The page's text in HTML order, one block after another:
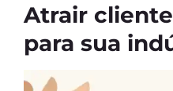
Atrair
para sua